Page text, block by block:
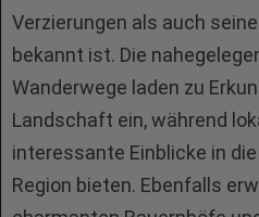
Verzierungen als auch
bekannt ist. Die
Wanderwege laden zu
Landschaft ein, während
interessante Einblicke in
Region bieten. Ebenfalls